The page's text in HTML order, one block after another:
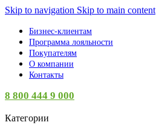
Skip to navigation Skip to main content
Бизнес-клиентам
Программа лояльности
Покупателям
О компании
Контакты
8 800 444 9 000
Категории